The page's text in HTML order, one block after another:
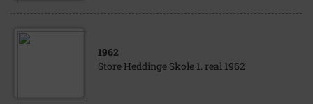
1962
Store Heddinge Skole 1. real 1962